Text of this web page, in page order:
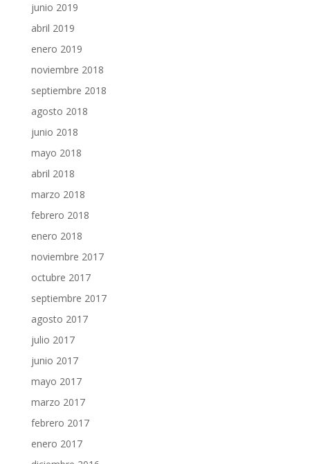
junio 2019
abril 2019
enero 2019
noviembre 2018
septiembre 2018
agosto 2018
junio 2018
mayo 2018
abril 2018
marzo 2018
febrero 2018
enero 2018
noviembre 2017
octubre 2017
septiembre 2017
agosto 2017
julio 2017
junio 2017
mayo 2017
marzo 2017
febrero 2017
enero 2017